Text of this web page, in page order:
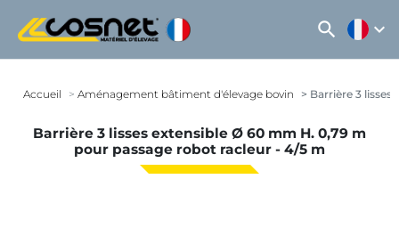
search expand_more
Accueil Aménagement bâtiment d'élevage bovin Barrière 3
Barrière 3 lisses extensible Ø 60 mm H. 0,79 m
pour passage robot racleur - 4/5 m